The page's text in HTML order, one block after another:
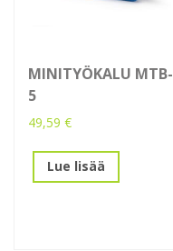
MINITYÖKALU MTB-
5
49,59 €
Lue lisää